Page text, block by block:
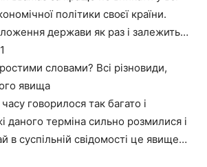
політики своєї країни.
держави як раз і залежить…
словами? Всі різновиди,
явища
говорилося так багато і
терміна сильно розмилися і
в суспільній свідомості це явище…